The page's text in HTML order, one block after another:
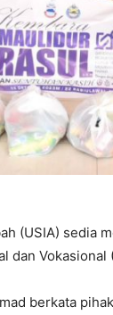
(USIA) sedia
dan Vokasional
berkata